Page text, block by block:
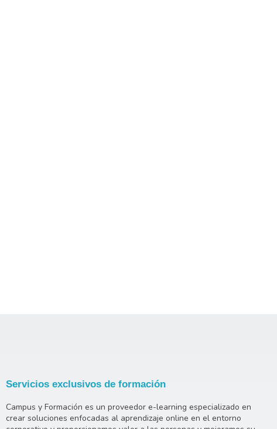
Servicios exclusivos de formación
Campus y Formación es un proveedor e-learning especializado en
crear soluciones enfocadas al aprendizaje online en el entorno